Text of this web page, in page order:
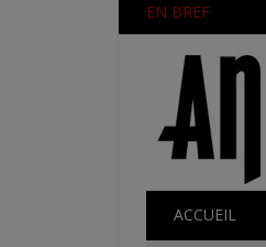
EN BREF
ACCUEIL